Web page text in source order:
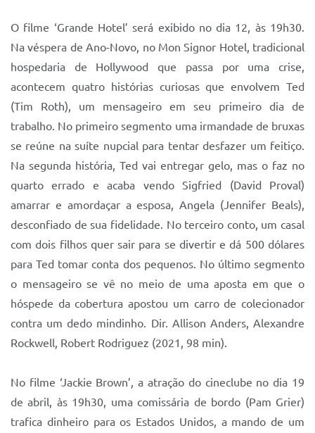
O filme ‘Grande Hotel’ será exibido no dia 12, às 19h30.
Na véspera de Ano-Novo, no Mon Signor Hotel, tradicional
hospedaria de Hollywood que passa por uma crise,
acontecem quatro histórias curiosas que envolvem Ted
(Tim Roth), um mensageiro em seu primeiro dia de
trabalho. No primeiro segmento uma irmandade de bruxas
se reúne na suíte nupcial para tentar desfazer um feitiço.
Na segunda história, Ted vai entregar gelo, mas o faz no
quarto errado e acaba vendo Sigfried (David Proval)
amarrar e amordaçar a esposa, Angela (Jennifer Beals),
desconfiado de sua fidelidade. No terceiro conto, um casal
com dois filhos quer sair para se divertir e dá 500 dólares
para Ted tomar conta dos pequenos. No último segmento
o mensageiro se vê no meio de uma aposta em que o
hóspede da cobertura apostou um carro de colecionador
contra um dedo mindinho. Dir. Allison Anders, Alexandre
Rockwell, Robert Rodriguez (2021, 98 min).
No filme ‘Jackie Brown’, a atração do cineclube no dia 19
de abril, às 19h30, uma comissária de bordo (Pam Grier)
trafica dinheiro para os Estados Unidos, a mando de um